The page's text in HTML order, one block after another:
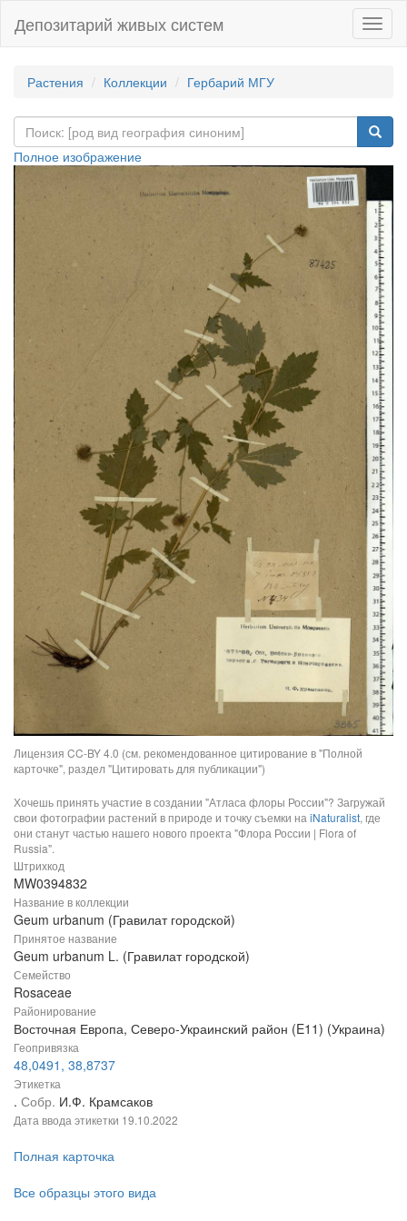
Депозитарий живых систем
Растения Коллекции Гербарий МГУ
Полное изображение
Лицензия CC-BY 4.0 (см. рекомендованное цитирование в "Полной
карточке", раздел "Цитировать для публикации")
Хочешь принять участие в создании "Атласа флоры России"? Загружай
свои фотографии растений в природе и точку съемки на iNaturalist, где
они станут частью нашего нового проекта "Флора России | Flora of
Russia".
Штрихкод
MW0394832
Название в коллекции
Geum urbanum (Гравилат городской)
Принятое название
Geum urbanum L. (Гравилат городской)
Семейство
Rosaceae
Районирование
Восточная Европа, Северо-Украинский район (E11) (Украина)
Геопривязка
48,0491, 38,8737
Этикетка
. Собр. И.Ф. Крамсаков
Дата ввода этикетки 19.10.2022
Полная карточка
Все образцы этого вида